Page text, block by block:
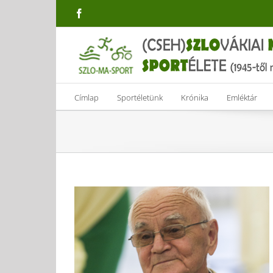
Címlap Sportéletünk Krónika Emléktár